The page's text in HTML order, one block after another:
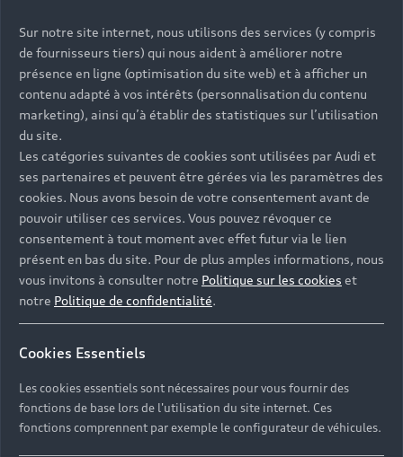
véhicules neufs :
- Jusqu'à 130 points de contrôle spécifiques à chaque
motorisation
- Garantie jusqu’à 24 mois et kilométrage illimité
- Assistance 24/7 en France et en Europe
Découvrez également toutes nos offres d’entretien
partir de 19€/mois
Les réponses à vos
questions
Découvrez les réponses à vos diverses questions
immédiatement disponibles avec Audi.
Sur notre site internet, nous utilisons des services (y compris
de fournisseurs tiers) qui nous aident à améliorer notre
présence en ligne (optimisation du site web) et à afficher un
contenu adapté à vos intérêts (personnalisation du contenu
marketing), ainsi qu’à établir des statistiques sur l’utilisation
du site.
Les catégories suivantes de cookies sont utilisées par Audi et
ses partenaires et peuvent être gérées via les paramètres des
cookies. Nous avons besoin de votre consentement avant de
pouvoir utiliser ces services. Vous pouvez révoquer ce
consentement à tout moment avec effet futur via le lien
présent en bas du site. Pour de plus amples informations, nous
vous invitons à consulter notre Politique sur les cookies et
notre Politique de confidentialité.
Cookies Essentiels
Les cookies essentiels sont nécessaires pour vous fournir des
fonctions de base lors de l'utilisation du site internet. Ces
fonctions comprennent par exemple le configurateur de véhicules.